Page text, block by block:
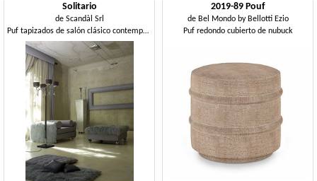
Solitario
de Scandàl Srl
Puf tapizados de salón clásico contemporáneo
2019-89 Pouf
de Bel Mondo by Bellotti Ezio
Puf redondo cubierto de nubuck